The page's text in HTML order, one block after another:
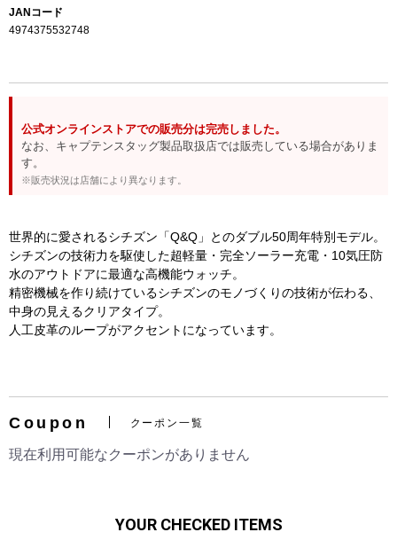
お買い物を続ける カートへ進む
JANコード
4974375532748
公式オンラインストアでの販売分は完売しました。
なお、キャプテンスタッグ製品取扱店では販売している場合がありま
す。
※販売状況は店舗により異なります。
世界的に愛されるシチズン「Q&Q」とのダブル50周年特別モデル。
シチズンの技術力を駆使した超軽量・完全ソーラー充電・10気圧防
水のアウトドアに最適な高機能ウォッチ。
精密機械を作り続けているシチズンのモノづくりの技術が伝わる、
中身の見えるクリアタイプ。
人工皮革のループがアクセントになっています。
Coupon クーポン一覧
現在利用可能なクーポンがありません
YOUR CHECKED ITEMS